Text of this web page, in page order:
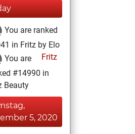
You are ranked
in Fritz by Elo
Fritz
You are
#14990 in
Beauty
5, 2020